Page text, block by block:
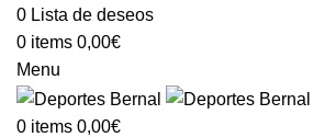
0 Lista de deseos
0 items 0,00€
Menu
0 items 0,00€